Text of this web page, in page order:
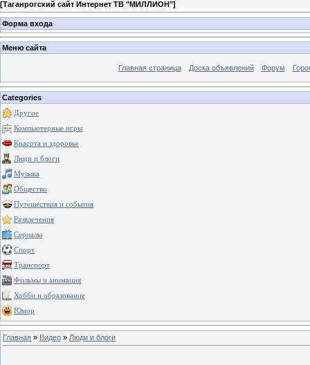
[Таганрогский сайт Интернет ТВ "МИЛЛИОН"]
Форма входа
Меню сайта
Главная страница Доска объявлений Форум
Categories
Другое
Компьютерные игры
Красота и здоровье
Люди и блоги
Музыка
Общество
Путешествия и события
Развлечения
Сериалы
Спорт
Транспорт
Фильмы и анимация
Хобби и образование
Юмор
Главная » Видео » Люди и блоги